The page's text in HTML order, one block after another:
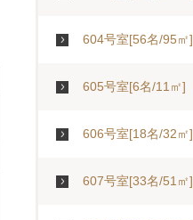
604号室[56名/95㎡]
605号室[6名/11㎡]
606号室[18名/32㎡]
607号室[33名/51㎡]